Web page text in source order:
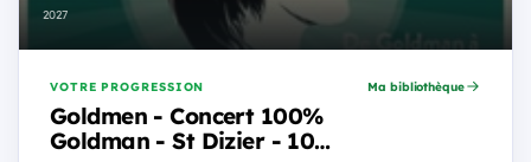
2027
VOTRE PROGRESSION
Goldmen - Concert 100%
Goldman - St Dizier - 10
Ma bibliothèque